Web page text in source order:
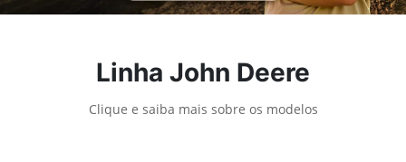
Linha John Deere
Clique e saiba mais sobre os modelos